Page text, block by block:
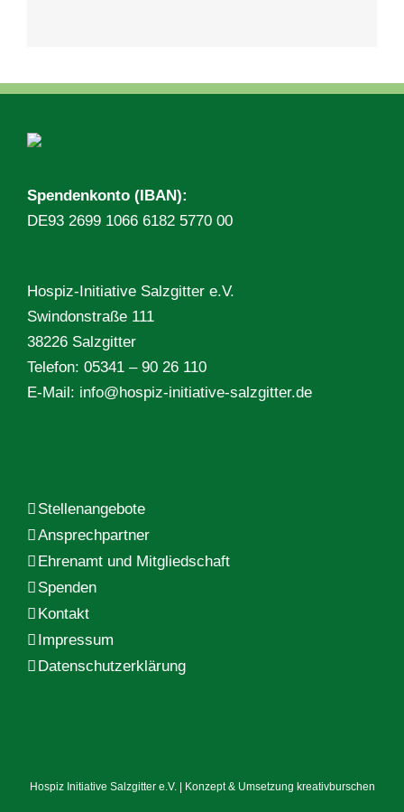
Spendenkonto (IBAN):
DE93 2699 1066 6182 5770 00
Hospiz-Initiative Salzgitter e.V.
Swindonstraße 111
38226 Salzgitter
Telefon: 05341 – 90 26 110
E-Mail: info@hospiz-initiative-salzgitter.de
Stellenangebote
Ansprechpartner
Ehrenamt und Mitgliedschaft
Spenden
Kontakt
Impressum
Datenschutzerklärung
Hospiz Initiative Salzgitter e.V. | Konzept & Umsetzung kreativburschen